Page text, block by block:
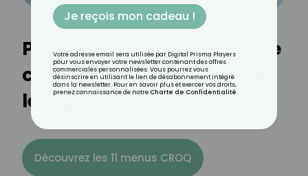
Pourquoi est-il essentiel de
couvrir les aliments dans
le frigo ?
Découvrez les 11 menus CROQ
Je reçois mon cadeau !
Votre adresse email sera utilisée par Digital Prisma Players
pour vous envoyer votre newsletter contenant des offres
commerciales personnalisées. Vous pourrez vous
désinscrire en utilisant le lien de désabonnement intégré
dans la newsletter. Pour en savoir plus et exercer vos droits,
prenez connaissance de notre Charte de Confidentialité.